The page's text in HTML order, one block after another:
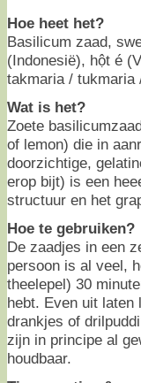
Hoe heet het?
Basilicum zaad,
(Indonesië), hột é
takmaria / tukmaria
Wat is het?
Zoete
of lemon) die in
doorzichtige,
erop bijt) is een
structuur en het
Hoe te gebruiken?
De zaadjes in een
persoon is al veel,
theelepel) 30
hebt. Even uit laten
drankjes of
zijn in principe al
houdbaar.